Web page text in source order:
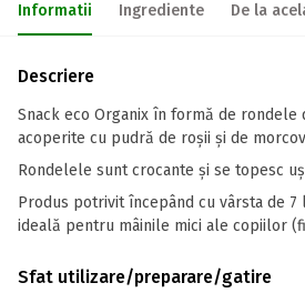
Informatii Ingrediente De la
Descriere
Snack eco Organix în formă de rondele
acoperite cu pudră de roșii și de
Rondelele sunt crocante și se topesc
Produs potrivit începând cu vârsta de 7
ideală pentru mâinile mici ale copiilor
Sfat utilizare/preparare/gatire